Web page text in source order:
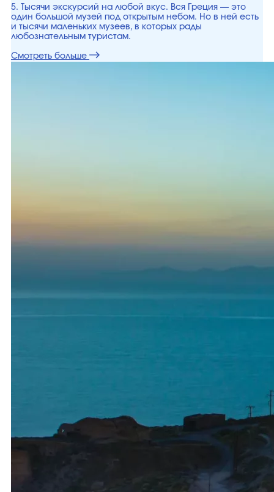
5. Тысячи экскурсий на любой вкус. Вся Греция — это
один большой музей под открытым небом. Но в ней есть
и тысячи маленьких музеев, в которых рады
любознательным туристам.
Смотреть больше